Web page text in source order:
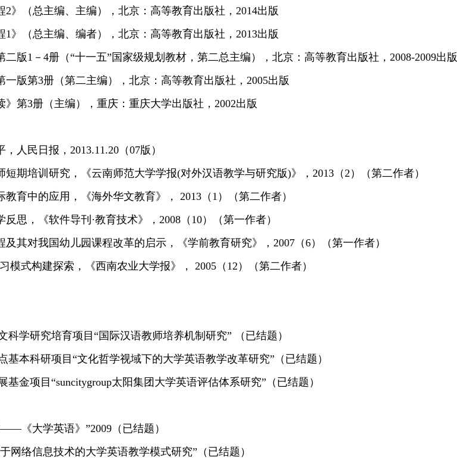
2》（总主编、主编），北京：高等教育出版社，2014出版
1》（总主编、编者），北京：高等教育出版社，2013出版
版1－4册（“十一五”国家级规划教材，第二总主编），北京：高等教育出版社，2008-2009出版
一版第3册（第二主编），北京：高等教育出版社，2005出版
》第3册（主编），重庆：重庆大学出版社，2002出版
人民日报，2013.11.20（07版）
期培训研究，《云南师范大学学报(对外汉语教学与研究版)》，2013（2）（第二作者）
育中的应用，《海外华文教育》， 2013（1）（第二作者）
思，《软件导刊·教育技术》，2008（10）（第一作者）
及其对我国幼儿园课程改革的启示，《学前教育研究》，2007（6）（第一作者）
模式构建探索，《西南农业大学报》， 2005（12）（第二作者）
科学研究培育项目“国际汉语教师培养机制研究” （已结题）
基本科研项目“文化哲学视域下的大学英语教学改革研究”（已结题）
基金项目“suncitygroup太阳集团大学英语评估体系研究”（已结题）
《大学英语》”2009（已结题）
网络信息技术的大学英语教学模式研究”（已结题）